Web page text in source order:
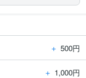
＋ 500円
＋ 1,000円